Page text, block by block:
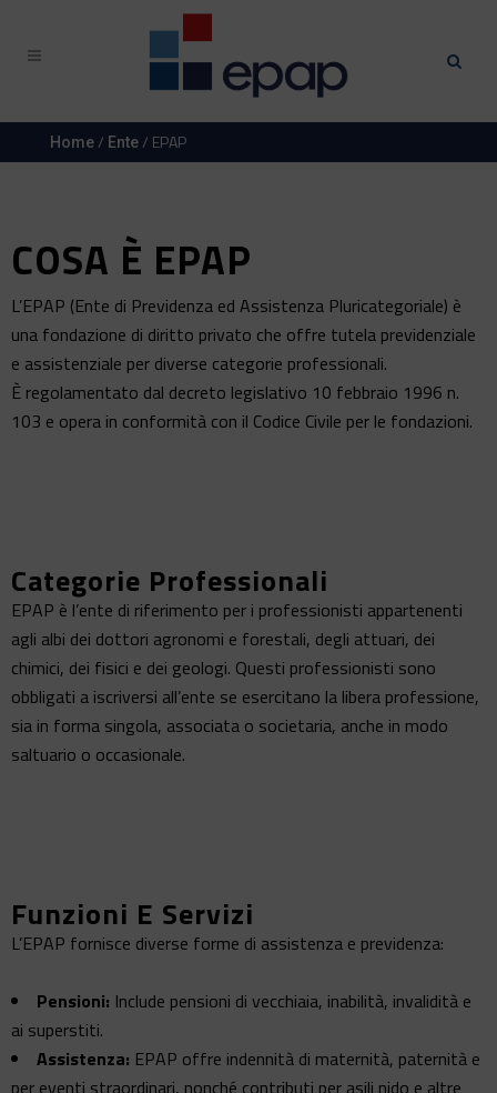
Home/ Ente/ EPAP
COSA È EPAP
L’EPAP (Ente di Previdenza ed Assistenza Pluricategoriale) è
una fondazione di diritto privato che offre tutela previdenziale
e assistenziale per diverse categorie professionali.
È regolamentato dal decreto legislativo 10 febbraio 1996 n.
103 e opera in conformità con il Codice Civile per le fondazioni.
Categorie Professionali
EPAP è l’ente di riferimento per i professionisti appartenenti
agli albi dei dottori agronomi e forestali, degli attuari, dei
chimici, dei fisici e dei geologi. Questi professionisti sono
obbligati a iscriversi all’ente se esercitano la libera professione,
sia in forma singola, associata o societaria, anche in modo
saltuario o occasionale​​.
Funzioni E Servizi
L’EPAP fornisce diverse forme di assistenza e previdenza:
Pensioni: Include pensioni di vecchiaia, inabilità, invalidità e
ai superstiti.
Assistenza: EPAP offre indennità di maternità, paternità e
per eventi straordinari, nonché contributi per asili nido e altre